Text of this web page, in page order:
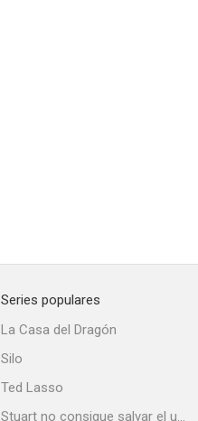
Series populares
La Casa del Dragón
Silo
Ted Lasso
Stuart no consigue salvar el universo